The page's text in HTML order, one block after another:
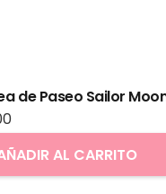
de Paseo Sailor
AL CARRITO